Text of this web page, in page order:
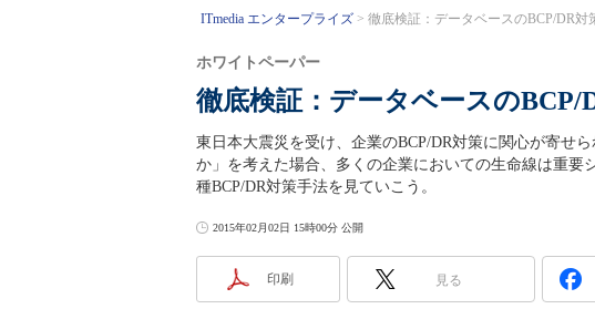
ITmedia エンタープライズ 徹底検証：データベースのBCP/DR対
徹底検証：データベースのBCP/
ホワイトペーパー
東日本大震災を受け、企業のBCP/DR対策に関心が寄せ
か」を考えた場合、多くの企業においての生命線は重要
種BCP/DR対策手法を見ていこう。
2015年02月02日 15時00分 公開
印刷 見る